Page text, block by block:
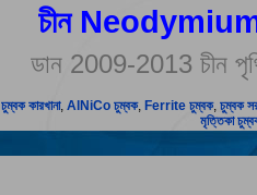
চীন Neodymium
ডান 2009-2013 চীন
চুম্বক কারখানা, AlNiCo চুম্বক, Ferrite চুম্বক, চুম্বক
মৃত্তিকা চুম্বক